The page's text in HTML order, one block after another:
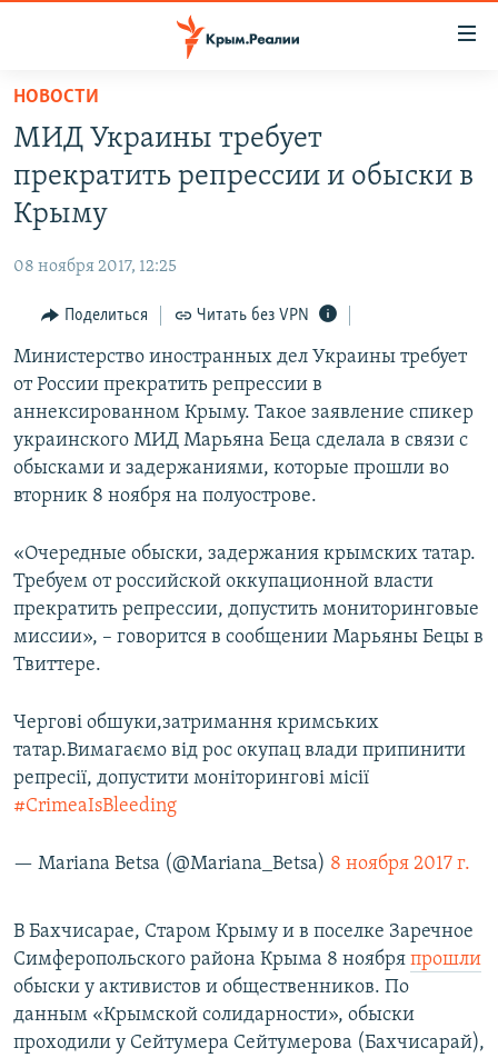
Вернуться
основному
содержанию
Вернутся
главной
навигации
Вернутся
поиску
СПЕЦПРОЕКТЫ
11 ЛЕТ ОККУПАЦИИ КРЫМА. 11 ИСТОРИЙ СОПРОТИВЛЕНИЯ
ВОДА
ЕЩЕ
ИНТЕРАКТИВ
ИНФОГРАФИКА
ТЕЛЕПРОЕКТ КРЫМ.РЕАЛИИ
СОВЕТЫ ПРАВОЗАЩИТНИКОВ
ПРОПАВШИЕ БЕЗ ВЕСТИ
КРЫМ.НЕПОКОРЕННЫЙ
УКРАИНСКАЯ ПРОБЛЕМА КРЫМА
РАДІО СВОБОДА
КАК ОБОЙТИ БЛОКИРОВКУ
Українською
Qırımtatar
Все сайты RFE/RL
НОВОСТИ
МИД Украины требует
прекратить репрессии и обыски в
Крыму
08 ноября 2017, 12:25
Поделиться Читать без VPN
Министерство иностранных дел Украины требует
от России прекратить репрессии в
аннексированном Крыму. Такое заявление спикер
украинского МИД Марьяна Беца сделала в связи с
обысками и задержаниями, которые прошли во
вторник 8 ноября на полуострове.
«Очередные обыски, задержания крымских татар.
Требуем от российской оккупационной власти
прекратить репрессии, допустить мониторинговые
миссии», – говорится в сообщении Марьяны Бецы в
Твиттере.
Чергові обшуки,затримання кримських
татар.Вимагаємо від рос окупац влади припинити
репресії, допустити моніторингові місії
#CrimeaIsBleeding
— Mariana Betsa (@Mariana_Betsa) 8 ноября 2017 г.
В Бахчисарае, Старом Крыму и в поселке Заречное
Симферопольского района Крыма 8 ноября прошли
обыски у активистов и общественников. По
данным «Крымской солидарности», обыски
проходили у Сейтумера Сейтумерова (Бахчисарай),